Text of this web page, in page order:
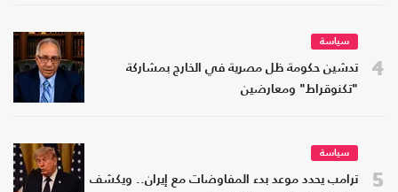
4
سياسة
تدشين حكومة ظل مصرية في الخارج بمشاركة
"تكنوقراط" ومعارضين
5
سياسة
ترامب يحدد موعد بدء المفاوضات مع إيران.. ويكشف